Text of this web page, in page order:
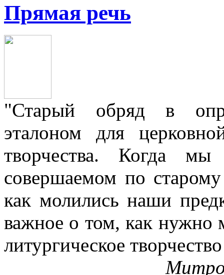
Прямая речь
"Старый обряд в
эталоном для
творчества. Когда мы
совершаемом по
как молились наши
важное о том, как нужно
литургическое